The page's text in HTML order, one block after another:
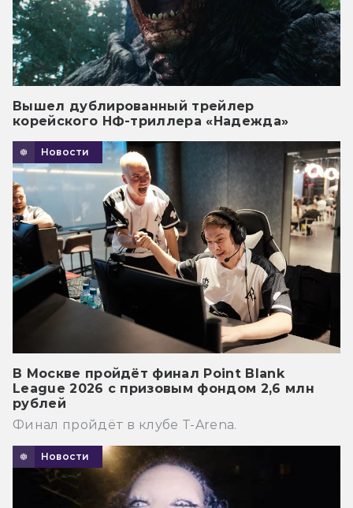
Вышел дублированный трейлер
корейского НФ-триллера «Надежда»
Новости
В Москве пройдёт финал Point Blank
League 2026 с призовым фондом 2,6 млн
рублей
Финал пройдёт в клубе T-Arena.
Новости